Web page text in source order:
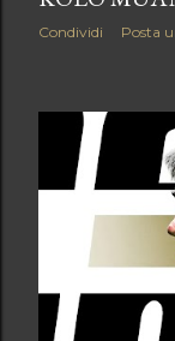
Condividi Posta